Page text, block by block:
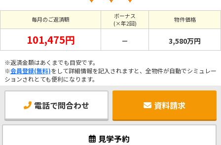
毎月のご返済額
ボーナス
(×年2回)
物件価格
101,475円 － 3,580万円
※返済金額はあくまでも目安です。
※会員登録(無料)をして詳細情報を記入されますと、全物件が自動でシミュレー
ションされとても便利になります。
電話で問合わせ 資料請求
見学予約